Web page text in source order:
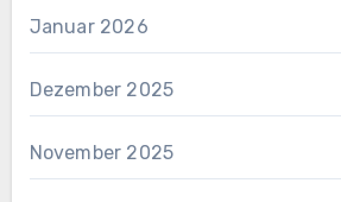
Januar 2026
Dezember 2025
November 2025